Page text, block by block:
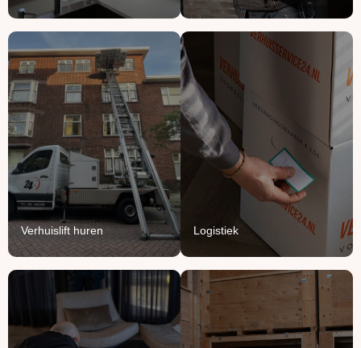
Verhuislift huren
Verhuislift
huren
Breng je verhuizing naar
grote hoogte met onze
verhuisliften.
Lees Meer
Logistiek
Logistiek
We vullen onze vrachten
aan met jouw meubels en
producten.
Handyman
service
Ontruimen